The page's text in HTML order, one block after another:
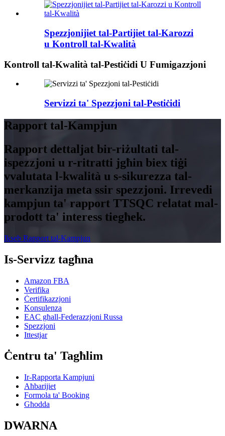
Spezzjonijiet tal-Partijiet tal-Karozzi
u Kontroll tal-Kwalità
Kontroll tal-Kwalità tal-Pestiċidi U Fumigazzjoni
Servizzi ta' Spezzjoni tal-Pestiċidi
Rapport tal-Kampjun
Rapport dettaljat bir-riżultati tal-
ispezzjoni u r-ritratti jgħin biex tiġi
vvalutata l-kwalità u s-sikurezza tal-
merkanzija meta ssir spezzjoni. Irrevedi
kampjun ta' rapport TTSQC relatat mal-
prodott ta' interess tiegħek.
Ikseb Rapport tal-Kampjun
Is-Servizz tagħna
Amazon FBA
Verifika
Ċertifikazzjoni
Konsulenza
EAC għall-Federazzjoni Russa
Spezzjoni
Ittestjar
Ċentru ta' Tagħlim
Ir-Rapporta Kampjuni
Aħbarijiet
Formola ta' Booking
Għodda
DWARNA